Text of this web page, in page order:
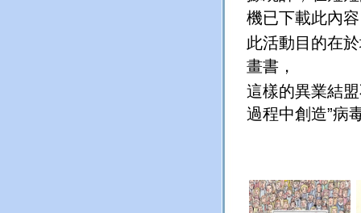
機已下載此內
此活動目的在
畫書，
這樣的異業結
過程中創造”病